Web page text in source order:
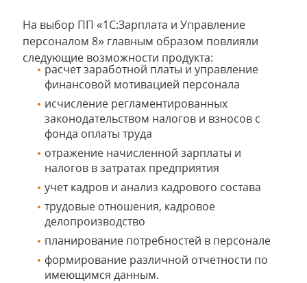
На выбор ПП «1С:Зарплата и Управление
персоналом 8» главным образом повлияли
следующие возможности продукта:
расчет заработной платы и управление
финансовой мотивацией персонала
исчисление регламентированных
законодательством налогов и взносов с
фонда оплаты труда
отражение начисленной зарплаты и
налогов в затратах предприятия
учет кадров и анализ кадрового состава
трудовые отношения, кадровое
делопроизводство
планирование потребностей в персонале
формирование различной отчетности по
имеющимся данным.